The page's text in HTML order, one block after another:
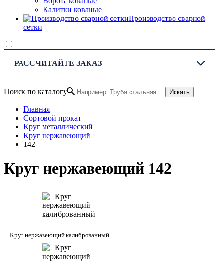
Калитки кованые
Производство сварной
сетки
РАССЧИТАЙТЕ ЗАКАЗ
Поиск по каталогу Искать
Главная
Сортовой прокат
Круг металлический
Круг нержавеющий
142
Круг нержавеющий 142
Круг нержавеющий калиброванный